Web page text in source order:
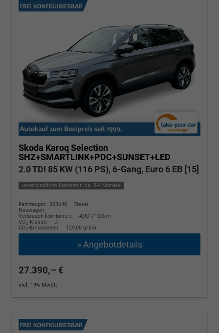
Skoda Karoq Selection
SHZ+SMARTLINK+PDC+SUNSET+LED
2.0 TDI 85 KW (116 PS), 6-Gang, Euro 6 EB [15]
unverbindliche Lieferzeit: ca. 3-4 Monate
Fahrzeugnr.: 503648
Diesel
Neuwagen
Verbrauch kombiniert:
4,90 l/100km
CO2-Klasse:
D
CO2-Emissionen: 129,00 g/km
» Angebotdetails
27.390,– €
incl. 19% MwSt.